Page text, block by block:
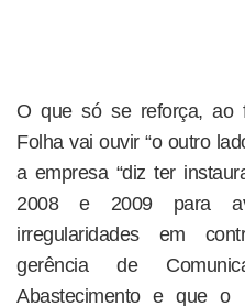
O que só se reforça, ao
Folha vai ouvir “o outro
a empresa “diz ter
2008 e 2009 para
irregularidades em
gerência de
Abastecimento e que o